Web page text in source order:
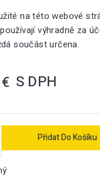
na této webové
výhradně za
součást určena.
S DPH
Přidat Do Košíku